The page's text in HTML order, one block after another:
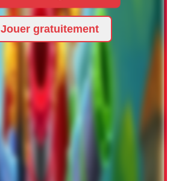
Jouer gratuitement